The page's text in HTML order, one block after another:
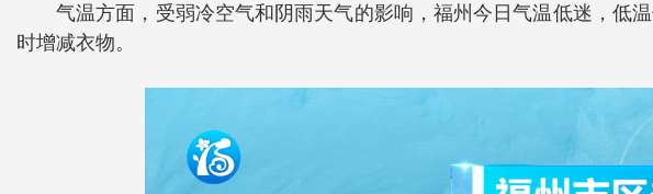
气温方面，受弱冷空气和阴雨天气的影响，福州今日气温低迷，低
时增减衣物。